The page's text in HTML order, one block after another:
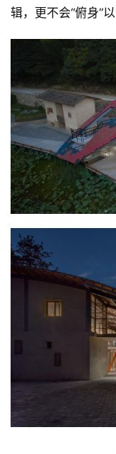
信任和支持，让建
乡村建筑问题是复
辑评判传统和当代
来入侵形式的对错
被破坏的同时，很
选择城市性、现代
学、经济学的视角